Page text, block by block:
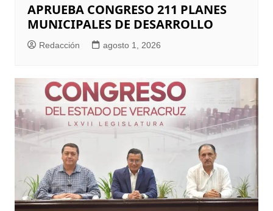
APRUEBA CONGRESO 211 PLANES
MUNICIPALES DE DESARROLLO
Redacción agosto 1, 2026